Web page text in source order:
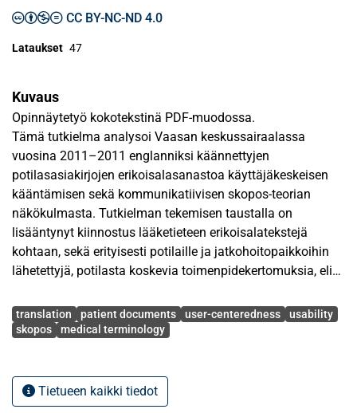
CC BY-NC-ND 4.0
Lataukset 47
Kuvaus
Opinnäytetyö kokotekstinä PDF-muodossa.
Tämä tutkielma analysoi Vaasan keskussairaalassa
vuosina 2011–2011 englanniksi käännettyjen
potilasasiakirjojen erikoisalasanastoa käyttäjäkeskeisen
kääntämisen sekä kommunikatiivisen skopos-teorian
näkökulmasta. Tutkielman tekemisen taustalla on
lisääntynyt kiinnostus lääketieteen erikoisalatekstejä
kohtaan, sekä erityisesti potilaille ja jatkohoitopaikkoihin
lähetettyjä, potilasta koskevia toimenpidekertomuksia, eli
Olen itse kääntänyt potilasasiakirjoja Vaasan
käännöstieteen erikoisalaa on tutkittu vähän. Lisäksi
ohjeita epikriisien kääntämiseen ei ole ollut saatavilla. Siksi
Avainsanat
translation patient documents user-centeredness
usability
skopos
medical terminology
Tietueen kaikki tiedot